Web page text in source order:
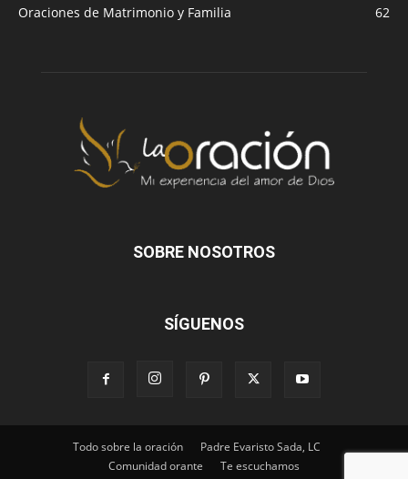
Oraciones de Matrimonio y Familia
62
SOBRE NOSOTROS
SÍGUENOS
Todo sobre la oración
Padre Evaristo Sada, LC
Comunidad orante
Te escuchamos